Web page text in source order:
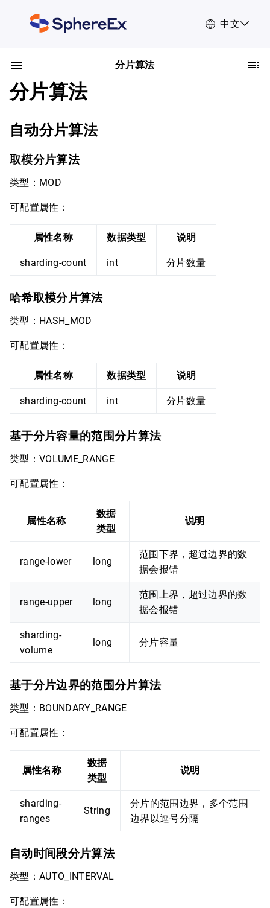
中文
分片算法
分片算法
自动分片算法
取模分片算法
类型：MOD
可配置属性：
属性名称 数据类型 说明
sharding-count int 分片数量
哈希取模分片算法
类型：HASH_MOD
可配置属性：
属性名称 数据类型 说明
sharding-count int 分片数量
基于分片容量的范围分片算法
类型：VOLUME_RANGE
可配置属性：
属性名称
数据
类型
说明
range-lower long
范围下界，超过边界的数
据会报错
range-upper long
范围上界，超过边界的数
据会报错
sharding-
volume
long 分片容量
基于分片边界的范围分片算法
类型：BOUNDARY_RANGE
可配置属性：
属性名称
数据
类型
说明
sharding-
ranges
String
分片的范围边界，多个范围
边界以逗号分隔
自动时间段分片算法
类型：AUTO_INTERVAL
可配置属性：